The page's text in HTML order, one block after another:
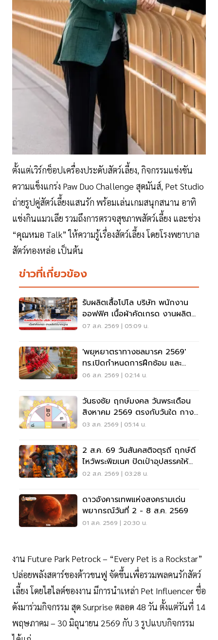
ตั้งแต่เวิร์กช็อปเครื่องประดับสัตว์เลี้ยง, กิจกรรมแข่งขัน
ความแข็งแกร่ง Paw Duo Challenge สุดมันส์, Pet Studio
ถ่ายรูปคู่สัตว์เลี้ยงแสนรัก พร้อมเล่นเกมสนุกสนาน อาทิ
แข่งกินแมวเลีย รวมถึงการตรวจสุขภาพสัตว์เลี้ยง และช่วง
“คุณหมอ Talk” ให้ความรู้เรื่องสัตว์เลี้ยง โดยโรงพยาบาล
สัตว์ทองหล่อ เป็นต้น
ข่าวที่เกี่ยวข้อง
รับผลิตเสื้อโปโล บริษัท พนักงาน
ออฟฟิศ เนื้อผ้าคัดเกรด งานผลิต
ได้มาตรฐาน
07 ส.ค. 2569 | 05:09 น.
'พยุหยาตราทางชลมารค 2569'
ทร.เปิดกำหนดการฝึกซ้อม และ
วันพระราชพิธี จุดชมขบวน
06 ส.ค. 2569 | 02:14 น.
วันธงชัย ฤกษ์มงคล วันพระเดือน
สิงหาคม 2569 ตรงกับวันใด กาง
ปฏิทินเช็กที่นี่
03 ส.ค. 2569 | 05:14 น.
2 ส.ค. 69 วันสันคสติจตุรถี ฤกษ์ดี
ไหว้พระพิฆเนศ ปัดเป่าอุปสรรคให้
ชีวิตปัง
02 ส.ค. 2569 | 03:28 น.
ดาวอังคารเทพแห่งสงครามเด่น
พยากรณ์วันที่ 2 - 8 ส.ค. 2569
01 ส.ค. 2569 | 20:30 น.
งาน Future Park Petrock – “Every Pet is a Rockstar”
ปล่อยพลังสตาร์ของต้าวขนฟู จัดขึ้นเพื่อรวมพลคนรักสัตว์
เลี้ยง โดยไฮไลต์ของงาน มีการนำเหล่า Pet Influencer ชื่อ
ดังมาร่วมกิจกรรม สุด Surprise ตลอด 48 วัน ตั้งแต่วันที่ 14
พฤษภาคม – 30 มิถุนายน 2569 กับ 3 รูปแบบกิจกรรม